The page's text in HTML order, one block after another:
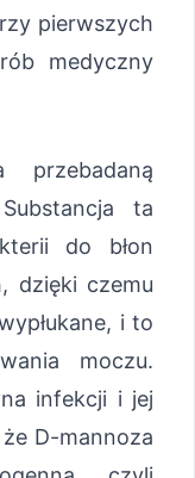
pierwszych
medyczny
przebadaną
ta
do błon
dzięki czemu
i to
moczu.
infekcji i jej
D-mannoza